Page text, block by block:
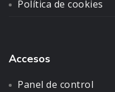
Política de cookies
Accesos
Panel de control